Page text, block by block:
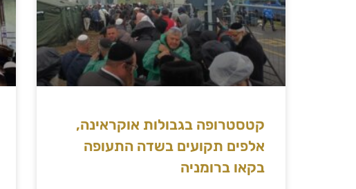
קטסטרופה בגבולות אוקראינה,
אלפים תקועים בשדה התעופה
בקאו ברומניה